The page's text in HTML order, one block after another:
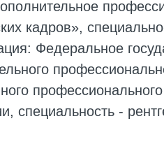
кадров»,
Федеральное
специальность -